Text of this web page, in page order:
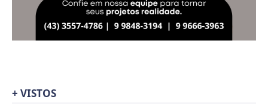
+ VISTOS